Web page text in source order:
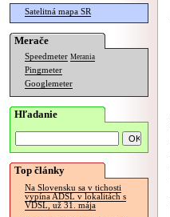
Satelitná mapa SR
Merače
Speedmeter Merania
Pingmeter
Googlemeter
Hľadanie
Top články
Na Slovensku sa v tichosti
vypína ADSL v lokalitách s
VDSL, už 31. mája